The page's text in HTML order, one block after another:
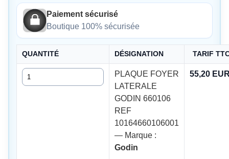
Paiement sécurisé
Boutique 100% sécurisée
QUANTITÉ DÉSIGNATION TARIF
Quantité
PLAQUE FOYER
LATERALE
GODIN 660106
REF
10164660106001
— Marque :
Godin
55,20